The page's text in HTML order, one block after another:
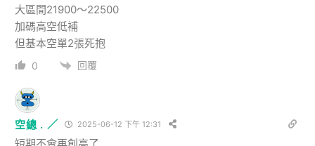
大區間21900～22500
加碼高空低補
但基本空單2張死抱
0 回覆
空總 . ／ 2025-06-12 下午 12:31